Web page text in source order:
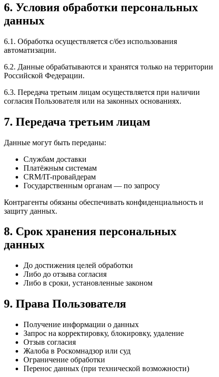
6. Условия обработки персональных
данных
6.1. Обработка осуществляется с/без использования
автоматизации.
6.2. Данные обрабатываются и хранятся только на территории
Российской Федерации.
6.3. Передача третьим лицам осуществляется при наличии
согласия Пользователя или на законных основаниях.
7. Передача третьим лицам
Данные могут быть переданы:
Службам доставки
Платёжным системам
CRM/IT-провайдерам
Государственным органам — по запросу
Контрагенты обязаны обеспечивать конфиденциальность и
защиту данных.
8. Срок хранения персональных
данных
До достижения целей обработки
Либо до отзыва согласия
Либо в сроки, установленные законом
9. Права Пользователя
Получение информации о данных
Запрос на корректировку, блокировку, удаление
Отзыв согласия
Жалоба в Роскомнадзор или суд
Ограничение обработки
Перенос данных (при технической возможности)